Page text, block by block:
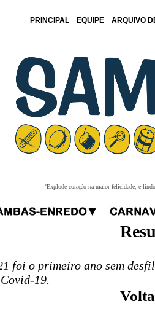
PRINCIPAL EQUIPE ARQUIVO
'Explode coração na maior felicidade, é
foi o primeiro ano sem
19.